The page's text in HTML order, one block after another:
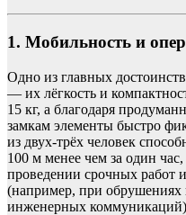
1. Мобильность и
Одно из главных
— их лёгкость и
15 кг, а благодаря
замкам элементы быстро
из двух-трёх человек
100 м менее чем за один
проведении срочных работ
(например, при
инженерных